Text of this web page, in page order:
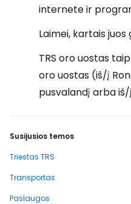
internete ir
Laimei, kartais
TRS oro uostas
oro uostas (iš/į
pusvalandį arba
Susijusios temos
Triestas TRS
Transportas
Paslaugos